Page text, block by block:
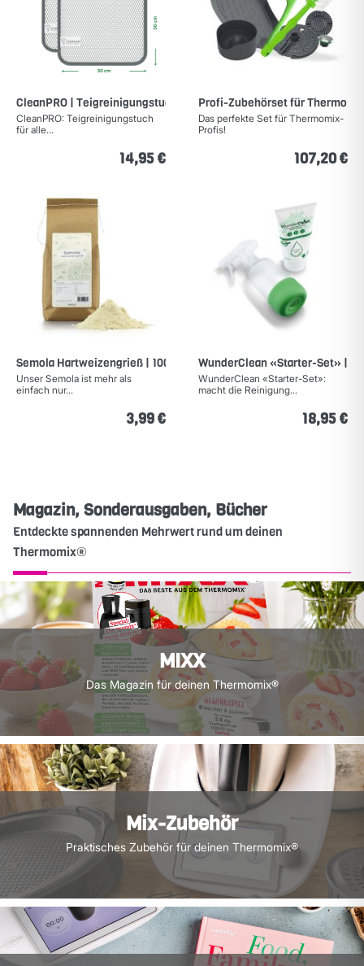
CleanPRO | Teigreinigungstuch (2er-Set)
CleanPRO: Teigreinigungstuch
für alle...
14,95 €
Profi-Zubehörset für
Das perfekte Set für Thermomix-
Profis!
107,20 €
Semola Hartweizengrieß | 1000g
Unser Semola ist mehr als
einfach nur...
3,99 €
WunderClean «Starter-Set» |
WunderClean «Starter-Set»:
macht die Reinigung...
18,95 €
MIXX
Das Magazin für deinen Thermomix®
Mix-Zubehör
Praktisches Zubehör für deinen Thermomix®
Magazin, Sonderausgaben, Bücher
Entdeckte spannenden Mehrwert rund um deinen
Thermomix®